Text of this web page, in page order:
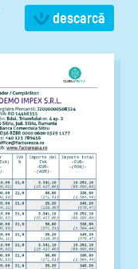
descarcă